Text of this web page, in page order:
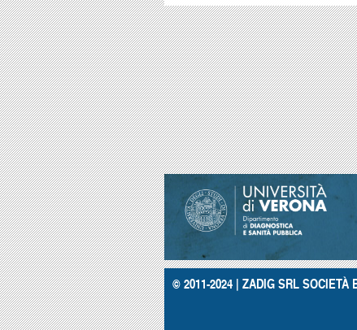
© 2011-2024 | ZADIG SRL SOCIETÀ